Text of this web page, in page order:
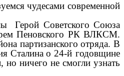
чудесами современной
Герой Советского Союза
Пеновского РК ВЛКСМ.
партизанского отряда. В
Сталина о 24-й годовщине
ничего не смогли узнать